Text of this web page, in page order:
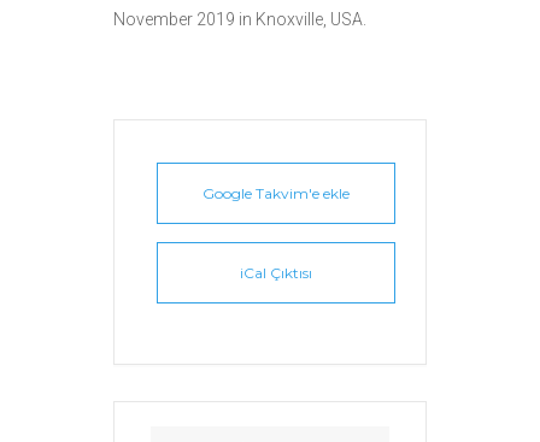
November 2019 in Knoxville, USA.
Google Takvim'e ekle
iCal Çıktısı